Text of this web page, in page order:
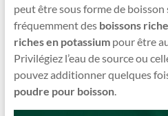
peut être sous forme de boisson
fréquemment des boissons
riches en potassiumpour être
Privilégiez l’eau de source ou
pouvez additionner quelques
poudre pour boisson.